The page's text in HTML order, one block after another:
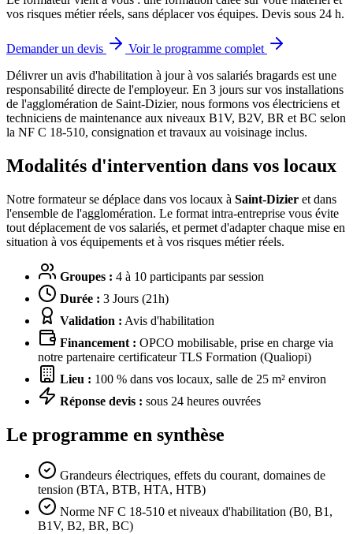
vos risques métier réels, sans déplacer vos équipes. Devis sous 24 h.
Demander un devis
Voir le programme complet
Délivrer un avis d'habilitation à jour à vos salariés bragards est une
responsabilité directe de l'employeur. En 3 jours sur vos installations
de l'agglomération de Saint-Dizier, nous formons vos électriciens et
techniciens de maintenance aux niveaux B1V, B2V, BR et BC selon
la NF C 18-510, consignation et travaux au voisinage inclus.
Modalités d'intervention dans vos locaux
Notre formateur se déplace dans vos locaux à Saint-Dizier et dans
l'ensemble de l'agglomération. Le format intra-entreprise vous évite
tout déplacement de vos salariés, et permet d'adapter chaque mise en
situation à vos équipements et à vos risques métier réels.
Groupes : 4 à 10 participants par session
Durée : 3 Jours (21h)
Validation : Avis d'habilitation
Financement : OPCO mobilisable, prise en charge via
notre partenaire certificateur TLS Formation (Qualiopi)
Lieu : 100 % dans vos locaux, salle de 25 m² environ
Réponse devis : sous 24 heures ouvrées
Le programme en synthèse
Grandeurs électriques, effets du courant, domaines de
tension (BTA, BTB, HTA, HTB)
Norme NF C 18-510 et niveaux d'habilitation (B0, B1,
B1V, B2, BR, BC)